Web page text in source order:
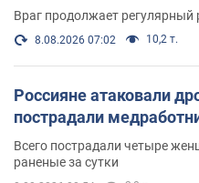
Враг продолжает регулярный
8.08.2026 07:02 10,2 т.
Россияне атаковали
пострадали
Всего пострадали четыре
раненые за сутки